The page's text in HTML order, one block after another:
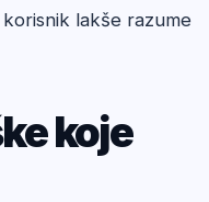
lakše razume
koje